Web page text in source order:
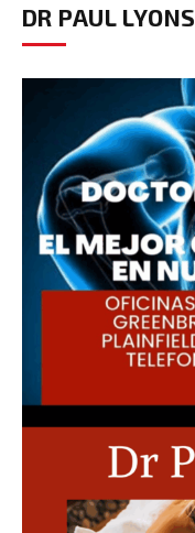
DR PAUL LYONS